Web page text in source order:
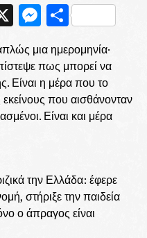
X
μια ημερομηνία·
πως μπορεί να
Είναι η μέρα που το
που αισθάνονταν
Είναι και μέρα
την Ελλάδα: έφερε
στήριξε την παιδεία
ο άπραγος είναι